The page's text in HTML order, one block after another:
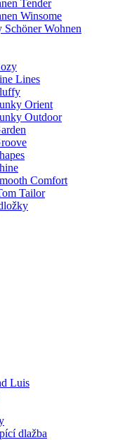
Tender
Winsome
Wohnen
Lines
Orient
Outdoor
Comfort
Tailor
Luis
dlažba